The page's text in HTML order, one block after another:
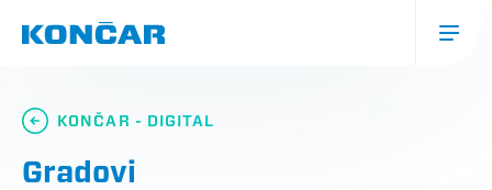
navigacija
(mobile)
KONČAR - DIGITAL
Gradovi